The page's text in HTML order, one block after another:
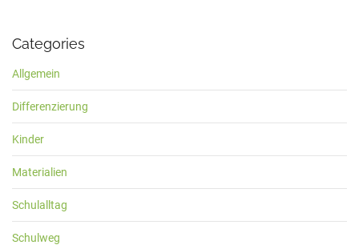
Categories
Allgemein
Differenzierung
Kinder
Materialien
Schulalltag
Schulweg